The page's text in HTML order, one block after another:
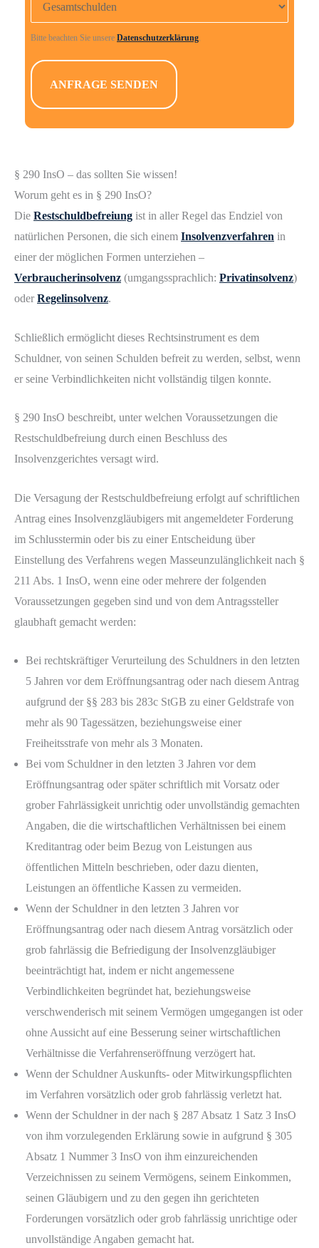
e
l
d
e
e
.
Bitte beachten Sie unsere Datenschutzerklärung.
§ 290 InsO – das sollten Sie wissen!
Worum geht es in § 290 InsO?
Die Restschuldbefreiung ist in aller Regel das Endziel von
natürlichen Personen, die sich einem Insolvenzverfahren in
einer der möglichen Formen unterziehen –
Verbraucherinsolvenz (umgangssprachlich: Privatinsolvenz)
oder Regelinsolvenz.
Schließlich ermöglicht dieses Rechtsinstrument es dem
Schuldner, von seinen Schulden befreit zu werden, selbst, wenn
er seine Verbindlichkeiten nicht vollständig tilgen konnte.
§ 290 InsO beschreibt, unter welchen Voraussetzungen die
Restschuldbefreiung durch einen Beschluss des
Insolvenzgerichtes versagt wird.
Die Versagung der Restschuldbefreiung erfolgt auf schriftlichen
Antrag eines Insolvenzgläubigers mit angemeldeter Forderung
im Schlusstermin oder bis zu einer Entscheidung über
Einstellung des Verfahrens wegen Masseunzulänglichkeit nach §
211 Abs. 1 InsO, wenn eine oder mehrere der folgenden
Voraussetzungen gegeben sind und von dem Antragssteller
glaubhaft gemacht werden:
Bei rechtskräftiger Verurteilung des Schuldners in den letzten
5 Jahren vor dem Eröffnungsantrag oder nach diesem Antrag
aufgrund der §§ 283 bis 283c StGB zu einer Geldstrafe von
mehr als 90 Tagessätzen, beziehungsweise einer
Freiheitsstrafe von mehr als 3 Monaten.
Bei vom Schuldner in den letzten 3 Jahren vor dem
Eröffnungsantrag oder später schriftlich mit Vorsatz oder
grober Fahrlässigkeit unrichtig oder unvollständig gemachten
Angaben, die die wirtschaftlichen Verhältnissen bei einem
Kreditantrag oder beim Bezug von Leistungen aus
öffentlichen Mitteln beschrieben, oder dazu dienten,
Leistungen an öffentliche Kassen zu vermeiden.
Wenn der Schuldner in den letzten 3 Jahren vor
Eröffnungsantrag oder nach diesem Antrag vorsätzlich oder
grob fahrlässig die Befriedigung der Insolvenzgläubiger
beeinträchtigt hat, indem er nicht angemessene
Verbindlichkeiten begründet hat, beziehungsweise
verschwenderisch mit seinem Vermögen umgegangen ist oder
ohne Aussicht auf eine Besserung seiner wirtschaftlichen
Verhältnisse die Verfahrenseröffnung verzögert hat.
Wenn der Schuldner Auskunfts- oder Mitwirkungspflichten
im Verfahren vorsätzlich oder grob fahrlässig verletzt hat.
Wenn der Schuldner in der nach § 287 Absatz 1 Satz 3 InsO
von ihm vorzulegenden Erklärung sowie in aufgrund § 305
Absatz 1 Nummer 3 InsO von ihm einzureichenden
Verzeichnissen zu seinem Vermögens, seinem Einkommen,
seinen Gläubigern und zu den gegen ihn gerichteten
Forderungen vorsätzlich oder grob fahrlässig unrichtige oder
unvollständige Angaben gemacht hat.